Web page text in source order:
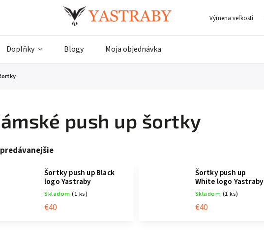
Výmena veľkosti
Doplňky Blogy Moja objednávka
push up šortky
Šortky push up Black
logo Yastraby
Skladom (1 ks)
€40
Šortky push up
White logo Yastraby
Skladom (1 ks)
€40